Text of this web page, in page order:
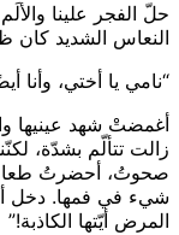
حلّ الفجر علينا
النعاس الشديد كان
“نامي يا أختي، وأنا
أغمضتْ شهد عينيها
زالت تتألّم بشدّة،
صحوتُ، أحضرتُ طعامًا
شيء في فمها. دخل
المرض أيّتها الكاذبة!”